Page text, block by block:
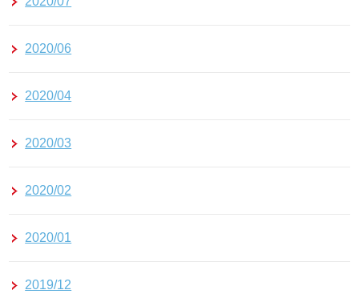
2020/06
2020/04
2020/03
2020/02
2020/01
2019/12